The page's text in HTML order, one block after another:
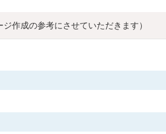
作成の参考にさせていただきます）